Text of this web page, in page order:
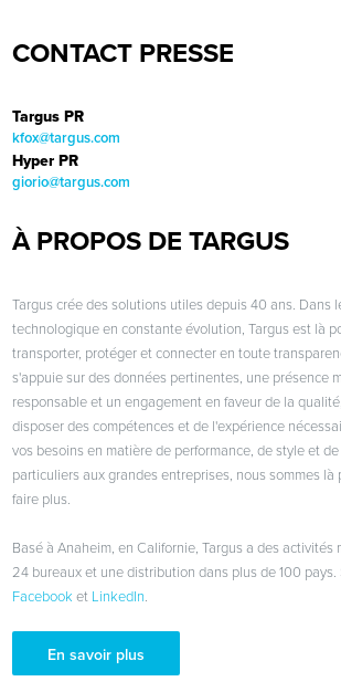
CONTACT PRESSE
Targus PR
kfox@targus.com
Hyper PR
giorio@targus.com
À PROPOS DE TARGUS
Targus crée des solutions utiles depuis 40 ans. Dans
technologique en constante évolution, Targus est là
transporter, protéger et connecter en toute
s'appuie sur des données pertinentes, une présence
responsable et un engagement en faveur de la
disposer des compétences et de l'expérience
vos besoins en matière de performance, de style et
particuliers aux grandes entreprises, nous sommes là
faire plus.
Basé à Anaheim, en Californie, Targus a des activités
24 bureaux et une distribution dans plus de 100 pays.
Facebook et LinkedIn.
En savoir plus